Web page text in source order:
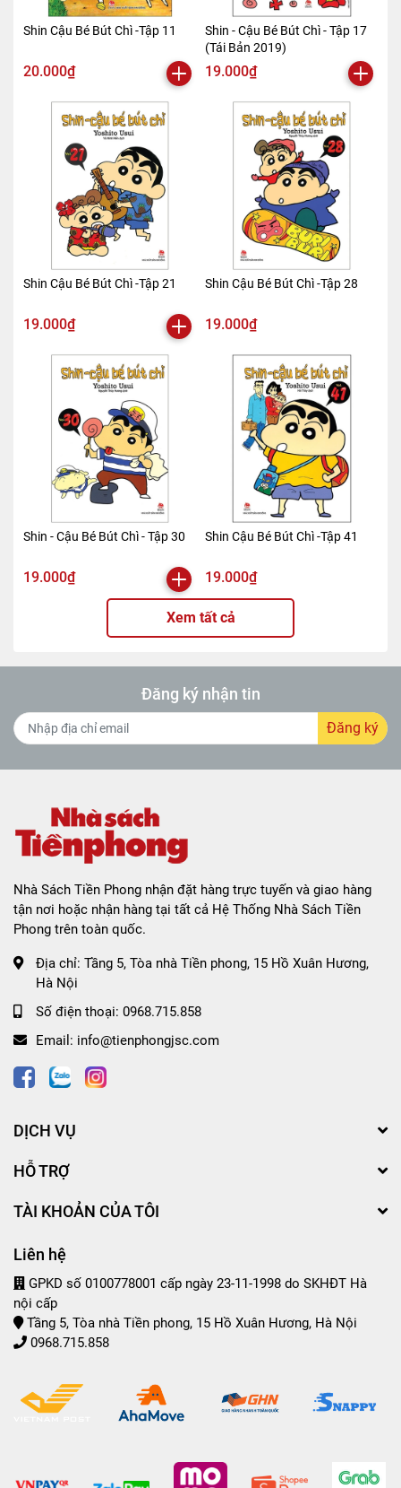
Shin Cậu Bé Bút Chì -Tập 11
20.000₫
Shin - Cậu Bé Bút Chì - Tập 17
(Tái Bản 2019)
19.000₫
Shin Cậu Bé Bút Chì -Tập 21
19.000₫
Shin Cậu Bé Bút Chì -Tập 28
19.000₫
Shin - Cậu Bé Bút Chì - Tập 30
19.000₫
Shin Cậu Bé Bút Chì -Tập 41
19.000₫
Xem tất cả
Đăng ký nhận tin
Đăng ký
Nhà Sách Tiền Phong nhận đặt hàng trực tuyến và giao hàng
tận nơi hoặc nhận hàng tại tất cả Hệ Thống Nhà Sách Tiền
Phong trên toàn quốc.
Địa chỉ: Tầng 5, Tòa nhà Tiền phong, 15 Hồ Xuân Hương,
Hà Nội
Số điện thoại: 0968.715.858
Email: info@tienphongjsc.com
DỊCH VỤ
HỖ TRỢ
TÀI KHOẢN CỦA TÔI
Liên hệ
GPKD số 0100778001 cấp ngày 23-11-1998 do SKHĐT Hà
nội cấp
Tầng 5, Tòa nhà Tiền phong, 15 Hồ Xuân Hương, Hà Nội
0968.715.858